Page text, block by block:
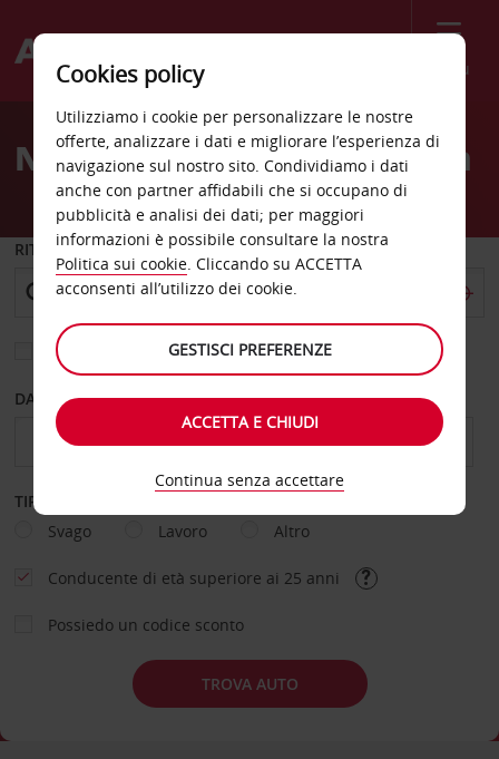
Menù
Welcome
AvisNoleggio auto Kiruna città
RITIRO DA
Scegli una località di riconsegna diversa
DAL GIORNO AL GIORNO
TIPOLOGIA DI NOLEGGIO
Svago
Lavoro Altro
Conducente di età superiore ai 25 anni
Possiedo un codice sconto
TROVA AUTO
Cookies policy
Utilizziamo i cookie per personalizzare le nostre
offerte, analizzare i dati e migliorare l’esperienza di
navigazione sul nostro sito. Condividiamo i dati
anche con partner affidabili che si occupano di
pubblicità e analisi dei dati; per maggiori
informazioni è possibile consultare la nostra
Politica sui cookie. Cliccando su ACCETTA
acconsenti all’utilizzo dei cookie.
GESTISCI PREFERENZE
ACCETTA E CHIUDI
Continua senza accettare